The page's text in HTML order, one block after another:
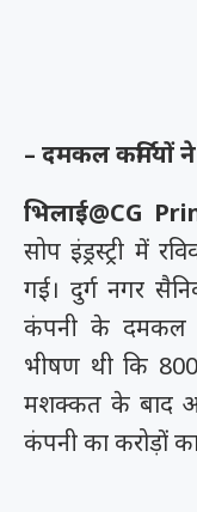
– दमकल कर्मियों
भिलाई@CG
सोप इंड्रस्ट्री में
गई। दुर्ग नगर
कंपनी के दमकल
भीषण थी कि
मशक्कत के बाद
कंपनी का करोड़ों